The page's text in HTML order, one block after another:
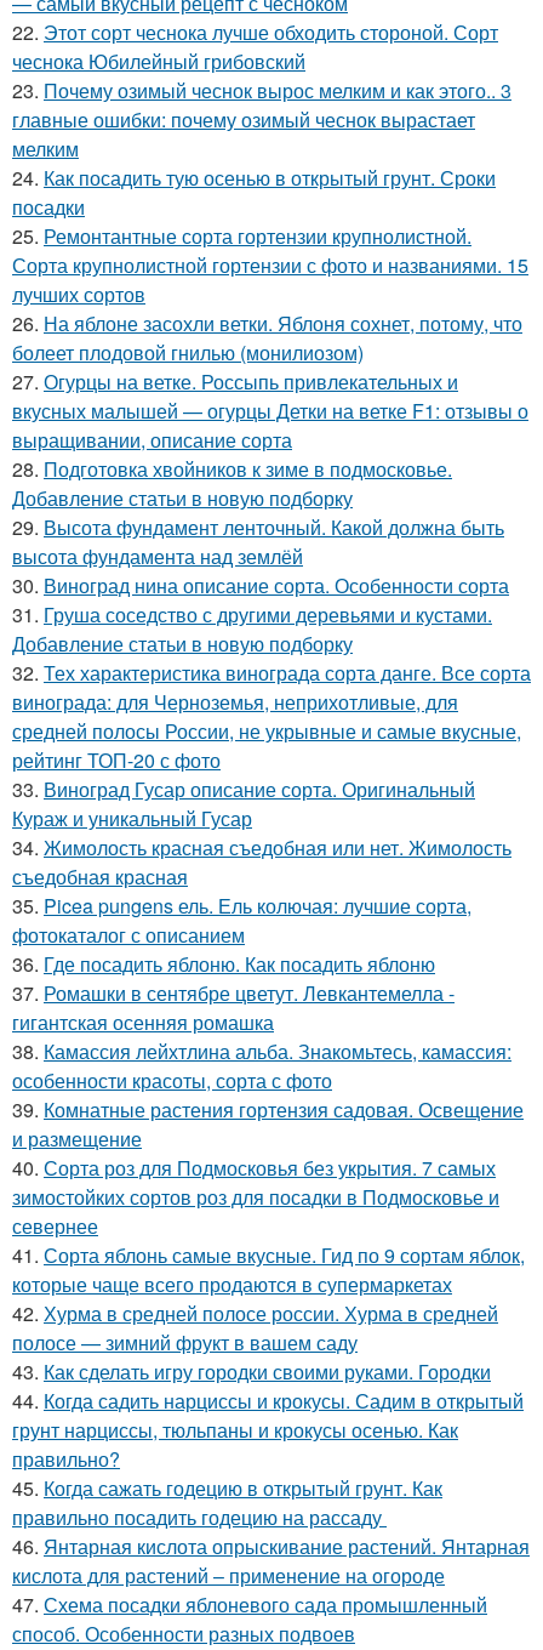
22. Этот сорт чеснока лучше обходить стороной. Сорт
чеснока Юбилейный грибовский
23. Почему озимый чеснок вырос мелким и как этого.. 3
главные ошибки: почему озимый чеснок вырастает
мелким
24. Как посадить тую осенью в открытый грунт. Сроки
посадки
25. Ремонтантные сорта гортензии крупнолистной.
Сорта крупнолистной гортензии с фото и названиями. 15
лучших сортов
26. На яблоне засохли ветки. Яблоня сохнет, потому, что
болеет плодовой гнилью (монилиозом)
27. Огурцы на ветке. Россыпь привлекательных и
вкусных малышей — огурцы Детки на ветке F1: отзывы о
выращивании, описание сорта
28. Подготовка хвойников к зиме в подмосковье.
Добавление статьи в новую подборку
29. Высота фундамент ленточный. Какой должна быть
высота фундамента над землёй
30. Виноград нина описание сорта. Особенности сорта
31. Груша соседство с другими деревьями и кустами.
Добавление статьи в новую подборку
32. Тех характеристика винограда сорта данге. Все сорта
винограда: для Черноземья, неприхотливые, для
средней полосы России, не укрывные и самые вкусные,
рейтинг ТОП-20 с фото
33. Виноград Гусар описание сорта. Оригинальный
Кураж и уникальный Гусар
34. Жимолость красная съедобная или нет. Жимолость
съедобная красная
35. Picea pungens ель. Ель колючая: лучшие сорта,
фотокаталог с описанием
36. Где посадить яблоню. Как посадить яблоню
37. Ромашки в сентябре цветут. Левкантемелла -
гигантская осенняя ромашка
38. Камассия лейхтлина альба. Знакомьтесь, камассия:
особенности красоты, сорта с фото
39. Комнатные растения гортензия садовая. Освещение
и размещение
40. Сорта роз для Подмосковья без укрытия. 7 самых
зимостойких сортов роз для посадки в Подмосковье и
севернее
41. Сорта яблонь самые вкусные. Гид по 9 сортам яблок,
которые чаще всего продаются в супермаркетах
42. Хурма в средней полосе россии. Хурма в средней
полосе — зимний фрукт в вашем саду
43. Как сделать игру городки своими руками. Городки
44. Когда садить нарциссы и крокусы. Садим в открытый
грунт нарциссы, тюльпаны и крокусы осенью. Как
правильно?
45. Когда сажать годецию в открытый грунт. Как
правильно посадить годецию на рассаду
46. Янтарная кислота опрыскивание растений. Янтарная
кислота для растений – применение на огороде
47. Схема посадки яблоневого сада промышленный
способ. Особенности разных подвоев